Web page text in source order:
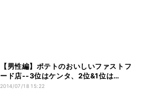
【男性編】ポテトのおいしいファストフ
ード店--3位はケンタ、2位&1位は…
2014/07/18 15:22